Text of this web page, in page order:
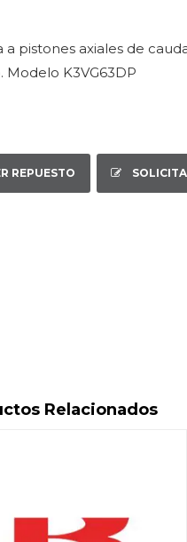
a pistones axiales de
Modelo K3VG63DP
REPUESTO
Relacionados